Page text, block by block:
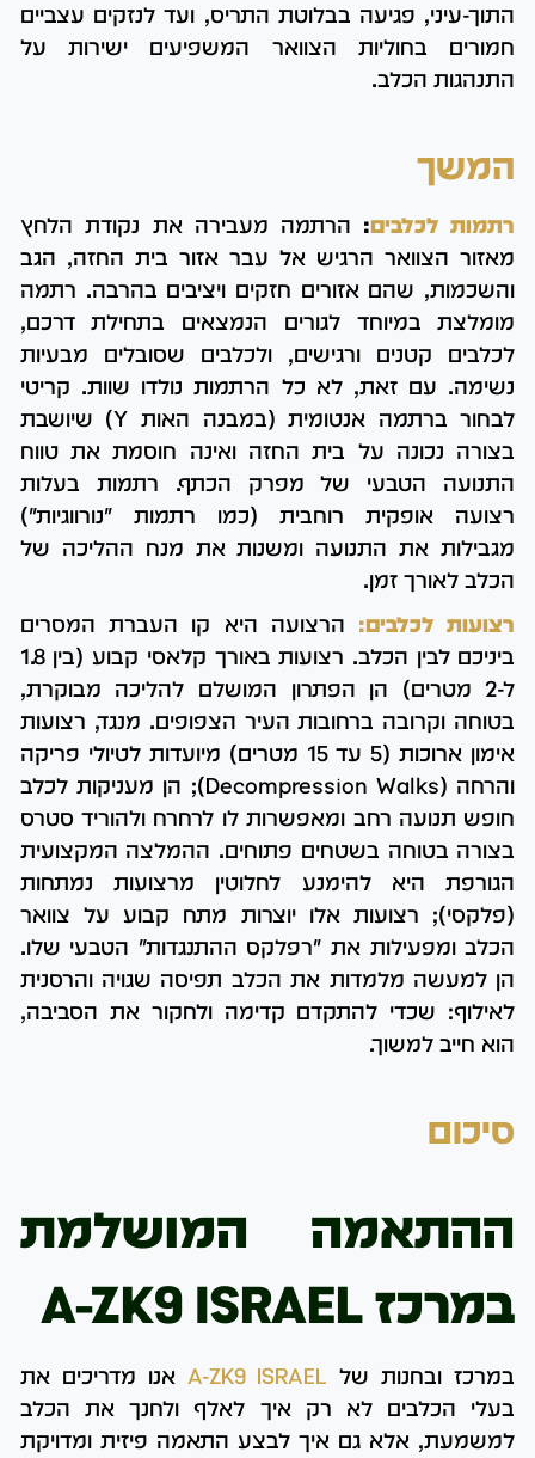
התוך-עיני, פגיעה בבלוטת התריס, ועד לנזקים עצביים
חמורים בחוליות הצוואר המשפיעים ישירות על
התנהגות הכלב.
המשך
רתמות לכלבים: הרתמה מעבירה את נקודת הלחץ
מאזור הצוואר הרגיש אל עבר אזור בית החזה, הגב
והשכמות, שהם אזורים חזקים ויציבים בהרבה. רתמה
מומלצת במיוחד לגורים הנמצאים בתחילת דרכם,
לכלבים קטנים ורגישים, ולכלבים שסובלים מבעיות
נשימה. עם זאת, לא כל הרתמות נולדו שוות. קריטי
לבחור ברתמה אנטומית (במבנה האות Y) שיושבת
בצורה נכונה על בית החזה ואינה חוסמת את טווח
התנועה הטבעי של מפרק הכתף. רתמות בעלות
רצועה אופקית רוחבית (כמו רתמות "נורווגיות")
מגבילות את התנועה ומשנות את מנח ההליכה של
הכלב לאורך זמן.
רצועות לכלבים: הרצועה היא קו העברת המסרים
ביניכם לבין הכלב. רצועות באורך קלאסי קבוע (בין 1.8
ל-2 מטרים) הן הפתרון המושלם להליכה מבוקרת,
בטוחה וקרובה ברחובות העיר הצפופים. מנגד, רצועות
אימון ארוכות (5 עד 15 מטרים) מיועדות לטיולי פריקה
והרחה (Decompression Walks); הן מעניקות לכלב
חופש תנועה רחב ומאפשרות לו לרחרח ולהוריד סטרס
בצורה בטוחה בשטחים פתוחים. ההמלצה המקצועית
הגורפת היא להימנע לחלוטין מרצועות נמתחות
(פלקסי); רצועות אלו יוצרות מתח קבוע על צוואר
הכלב ומפעילות את "רפלקס ההתנגדות" הטבעי שלו.
הן למעשה מלמדות את הכלב תפיסה שגויה והרסנית
לאילוף: שכדי להתקדם קדימה ולחקור את הסביבה,
הוא חייב למשוך.
סיכום
ההתאמה המושלמת
במרכז A-ZK9 ISRAEL
במרכז ובחנות של A-ZK9 ISRAEL אנו מדריכים את
בעלי הכלבים לא רק איך לאלף ולחנך את הכלב
למשמעת, אלא גם איך לבצע התאמה פיזית ומדויקת